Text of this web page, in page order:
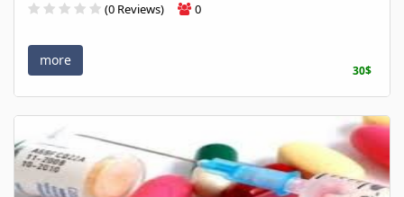
(0 Reviews) 0
more
30$